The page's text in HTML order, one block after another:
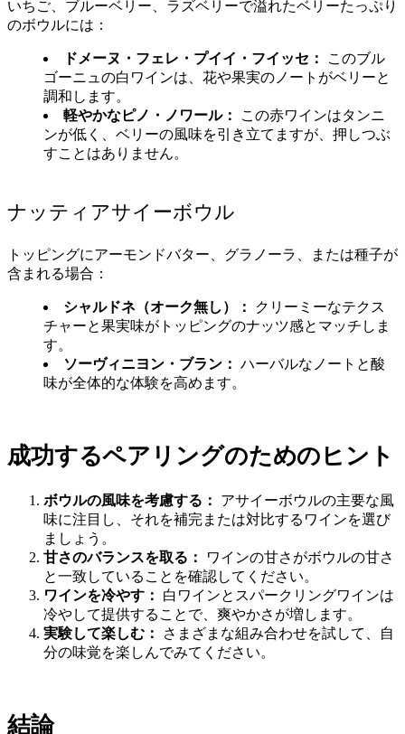
いちご、ブルーベリー、ラズベリーで溢れたベリーたっぷり
のボウルには：
ドメーヌ・フェレ・プイイ・フイッセ：
このブル
ゴーニュの白ワインは、花や果実のノートがベリーと
調和します。
軽やかなピノ・ノワール：
この赤ワインはタンニ
ンが低く、ベリーの風味を引き立てますが、押しつぶ
すことはありません。
ナッティアサイーボウル
トッピングにアーモンドバター、グラノーラ、または種子が
含まれる場合：
シャルドネ（オーク無し）：
クリーミーなテクス
チャーと果実味がトッピングのナッツ感とマッチしま
す。
ソーヴィニヨン・ブラン： ハーバルなノートと酸
味が全体的な体験を高めます。
成功するペアリングのためのヒント
ボウルの風味を考慮する：
アサイーボウルの主要な風
味に注目し、それを補完または対比するワインを選び
ましょう。
甘さのバランスを取る：
ワインの甘さがボウルの甘さ
と一致していることを確認してください。
ワインを冷やす：
白ワインとスパークリングワインは
冷やして提供することで、爽やかさが増します。
実験して楽しむ：
さまざまな組み合わせを試して、自
分の味覚を楽しんでみてください。
結論